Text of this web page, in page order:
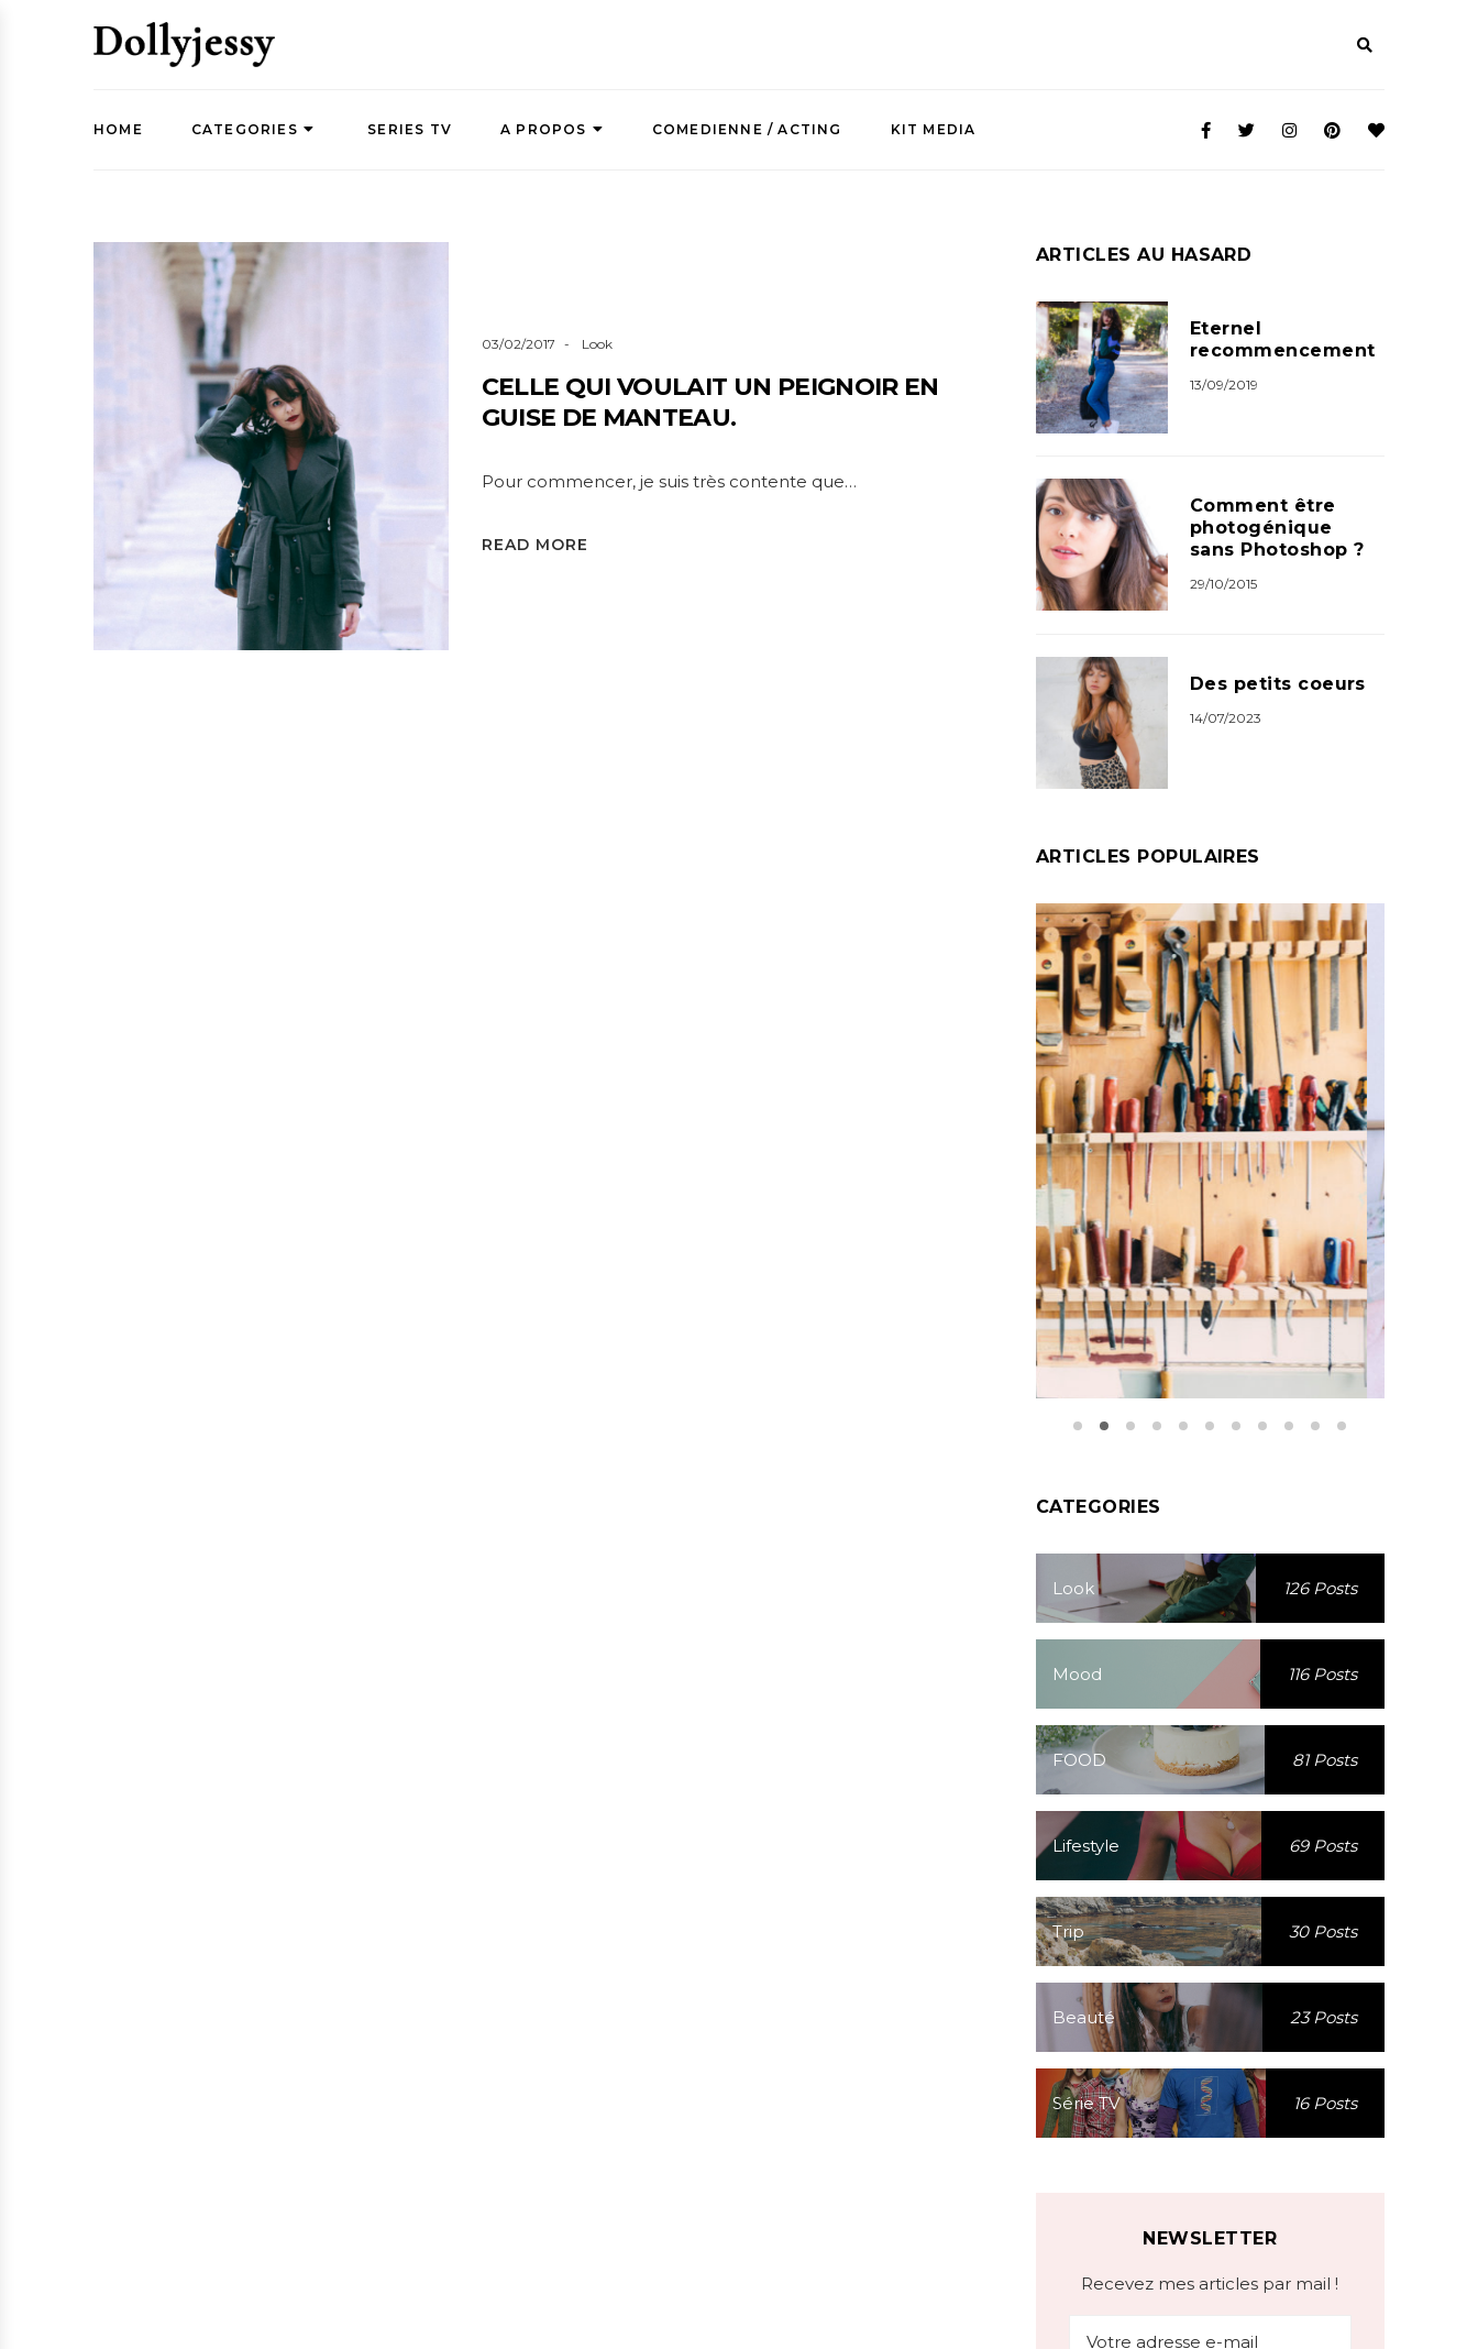
HOME CATEGORIES SERIES TV A PROPOS COMEDIENNE / ACTING KIT MEDIA
03/02/2017 Look
CELLE QUI VOULAIT UN PEIGNOIR EN
GUISE DE MANTEAU.
Pour commencer, je suis très contente que…
READ MORE
ARTICLES AU HASARD
Eternel
recommencement
13/09/2019
Comment être
photogénique
sans Photoshop ?
29/10/2015
Des petits coeurs
14/07/2023
ARTICLES POPULAIRES
CATEGORIES
Look 126 Posts
Mood 116 Posts
FOOD 81 Posts
Lifestyle 69 Posts
Trip 30 Posts
Beauté 23 Posts
Série TV 16 Posts
NEWSLETTER
Recevez mes articles par mail !